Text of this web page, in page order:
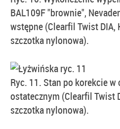
BAL109F "brownie",
wstępne (Clearfil Twist DIA,
szczotka nylonowa).
Ryc. 11. Stan po korekcie
ostatecznym (Clearfil Twist
szczotka nylonowa).